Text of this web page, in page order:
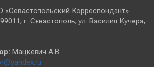
«Севастопольский Корреспондент».
г. Севастополь, ул. Василия Кучера,
Мацкевич А.В.